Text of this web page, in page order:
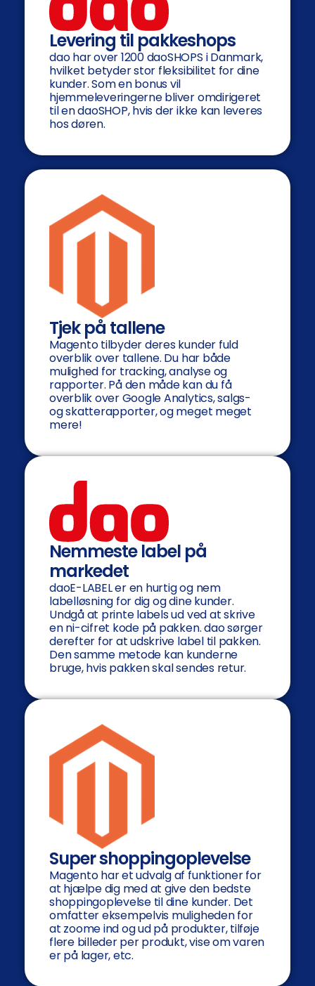
Levering til pakkeshops
dao har over 1200 daoSHOPS i Danmark,
hvilket betyder stor fleksibilitet for dine
kunder. Som en bonus vil
hjemmeleveringerne bliver omdirigeret
til en daoSHOP, hvis der ikke kan leveres
hos døren.
Tjek på tallene
Magento tilbyder deres kunder fuld
overblik over tallene. Du har både
mulighed for tracking, analyse og
rapporter. På den måde kan du få
overblik over Google Analytics, salgs-
og skatterapporter, og meget meget
mere!
Nemmeste label på
markedet
daoE-LABEL er en hurtig og nem
labelløsning for dig og dine kunder.
Undgå at printe labels ud ved at skrive
en ni-cifret kode på pakken. dao sørger
derefter for at udskrive label til pakken.
Den samme metode kan kunderne
bruge, hvis pakken skal sendes retur.
Super shoppingoplevelse
Magento har et udvalg af funktioner for
at hjælpe dig med at give den bedste
shoppingoplevelse til dine kunder. Det
omfatter eksempelvis muligheden for
at zoome ind og ud på produkter, tilføje
flere billeder per produkt, vise om varen
er på lager, etc.